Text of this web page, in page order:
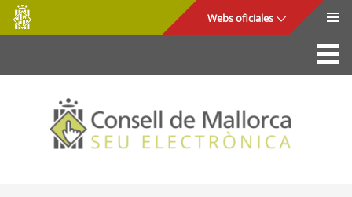
Saltar al contenido principal
Consell
de
Mallorca
Webs oficiales
La Sede
Consejo de Mallorca
Acceso y seguridad
Utilidades